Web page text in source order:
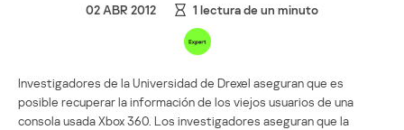
02 ABR 2012 1 lectura de un minuto
Investigadores de la Universidad de Drexel aseguran que es
posible recuperar la información de los viejos usuarios de una
consola usada Xbox 360. Los investigadores aseguran que la